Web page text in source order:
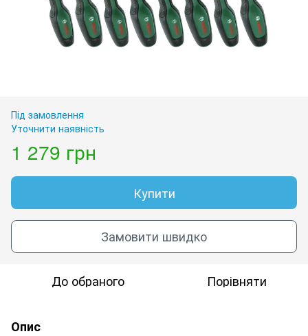
Під замовлення
Уточнити наявність
1 279 грн
Купити
Замовити швидко
До обраного Порівняти
Опис